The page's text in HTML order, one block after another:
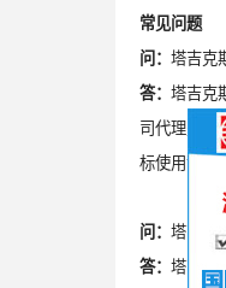
常见问题
问： 塔吉克
答： 塔吉克
司代理费以
标使用证明
问： 塔吉克
答： 塔吉克